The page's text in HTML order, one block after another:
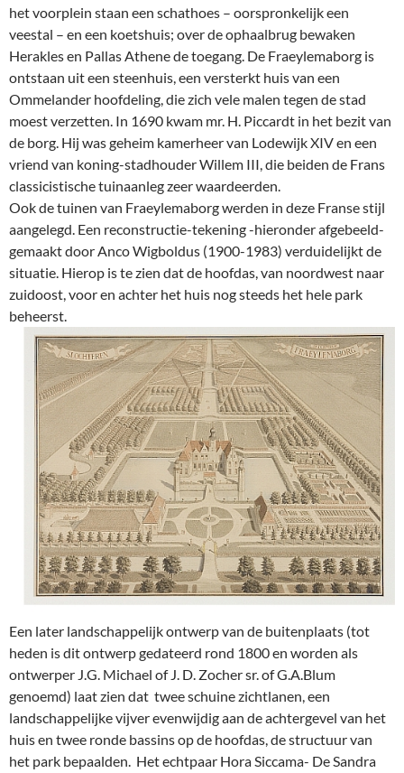
het voorplein staan een schathoes – oorspronkelijk een
veestal – en een koetshuis; over de ophaalbrug bewaken
Herakles en Pallas Athene de toegang. De Fraeylemaborg is
ontstaan uit een steenhuis, een versterkt huis van een
Ommelander hoofdeling, die zich vele malen tegen de stad
moest verzetten. In 1690 kwam mr. H. Piccardt in het bezit van
de borg. Hij was geheim kamerheer van Lodewijk XIV en een
vriend van koning-stadhouder Willem III, die beiden de Frans
classicistische tuinaanleg zeer waardeerden.
Ook de tuinen van Fraeylemaborg werden in deze Franse stijl
aangelegd. Een reconstructie-tekening -hieronder afgebeeld-
gemaakt door Anco Wigboldus (1900-1983) verduidelijkt de
situatie. Hierop is te zien datde hoofdas, van noordwest naar
zuidoost, voor en achter het huis nog steeds het hele park
beheerst.
Een later landschappelijk ontwerp van de buitenplaats (tot
heden is dit ontwerp gedateerd rond 1800 en worden als
ontwerper J.G. Michael of J. D. Zocher sr. of G.A.Blum
genoemd) laat zien dat twee schuine zichtlanen, een
landschappelijke vijver evenwijdig aan de achtergevel van het
huis en twee ronde bassins op de hoofdas, de structuur van
het park bepaalden. Het echtpaar Hora Siccama- De Sandra